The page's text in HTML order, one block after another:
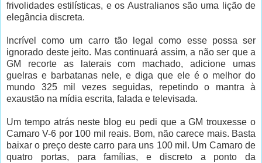
frivolidades estilísticas, e os Australianos são uma lição de
elegância discreta.
Incrível como um carro tão legal como esse possa ser
ignorado deste jeito. Mas continuará assim, a não ser que a
GM recorte as laterais com machado, adicione umas
guelras e barbatanas nele, e diga que ele é o melhor do
mundo 325 mil vezes seguidas, repetindo o mantra à
exaustão na mídia escrita, falada e televisada.
Um tempo atrás neste blog eu pedi que a GM trouxesse o
Camaro V-6 por 100 mil reais. Bom, não carece mais. Basta
baixar o preço deste carro para uns 100 mil. Um Camaro de
quatro portas, para famílias, e discreto a ponto da